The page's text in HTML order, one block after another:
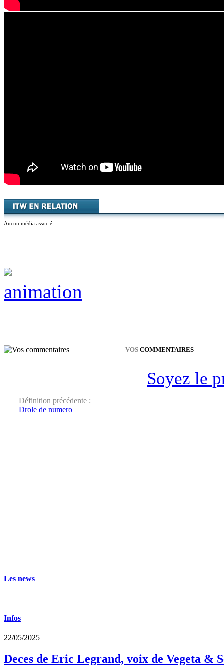
Aucun média associé.
animation
VOS COMMENTAIRES
Soyez le
Définition précédente :
Drole de numero
Les news
Infos
22/05/2025
Deces de Eric Legrand, voix de Vegeta &